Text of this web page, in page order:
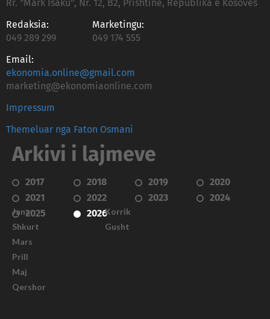
Rr. "Mark Isaku", Nr. 12, B2, Prishtinë, Republika e Kosovës
Redaksia:
049 289 299
Marketingu:
049 174 555
Email:
ekonomia.online@gmail.com
marketing@ekonomiaonline.com
Impressum
Themeluar nga Faton Osmani
Arkivi i lajmeve
2017 2018 2019
2020
2021
2022 2023
2024
2025
2026
Janar
Shkurt
Mars
Prill
Maj
Qershor
Korrik
Gusht